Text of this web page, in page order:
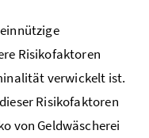
Risikofaktoren
verwickelt ist.
Risikofaktoren
von Geldwäscherei